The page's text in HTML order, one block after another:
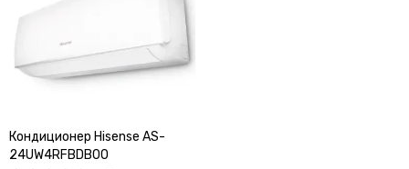
Кондиционер Hisense AS-
24UW4RFBDB00